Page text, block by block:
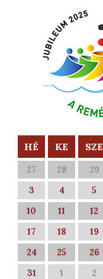
HÉ KE SZE
27 28 29
3
4 5
10
11 12
17
18 19
24
25 26
31
1 2